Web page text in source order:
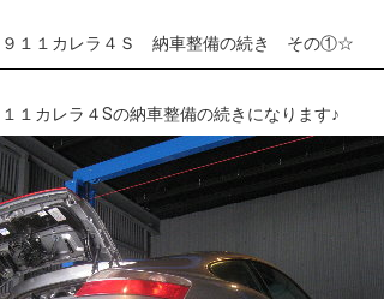
１１カレラ４Ｓ 納車整備の続き その①☆
１カレラ４Sの納車整備の続きになります♪